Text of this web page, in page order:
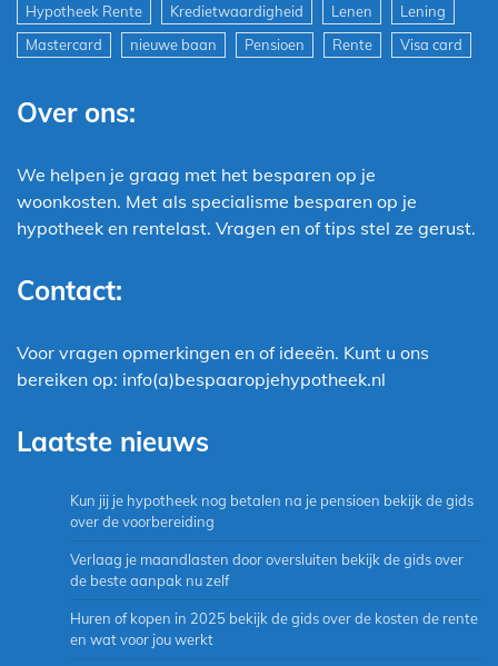
Hypotheek Rente
Kredietwaardigheid Lenen
Lening
Mastercard
nieuwe baan Pensioen Rente Visa card
Over ons:
We helpen je graag met het besparen op je
woonkosten. Met als specialisme besparen op je
hypotheek en rentelast. Vragen en of tips stel ze gerust.
Contact:
Voor vragen opmerkingen en of ideeën. Kunt u ons
bereiken op: info(a)bespaaropjehypotheek.nl
Laatste nieuws
Kun jij je hypotheek nog betalen na je pensioen bekijk de gids
over de voorbereiding
Verlaag je maandlasten door oversluiten bekijk de gids over
de beste aanpak nu zelf
Huren of kopen in 2025 bekijk de gids over de kosten de rente
en wat voor jou werkt